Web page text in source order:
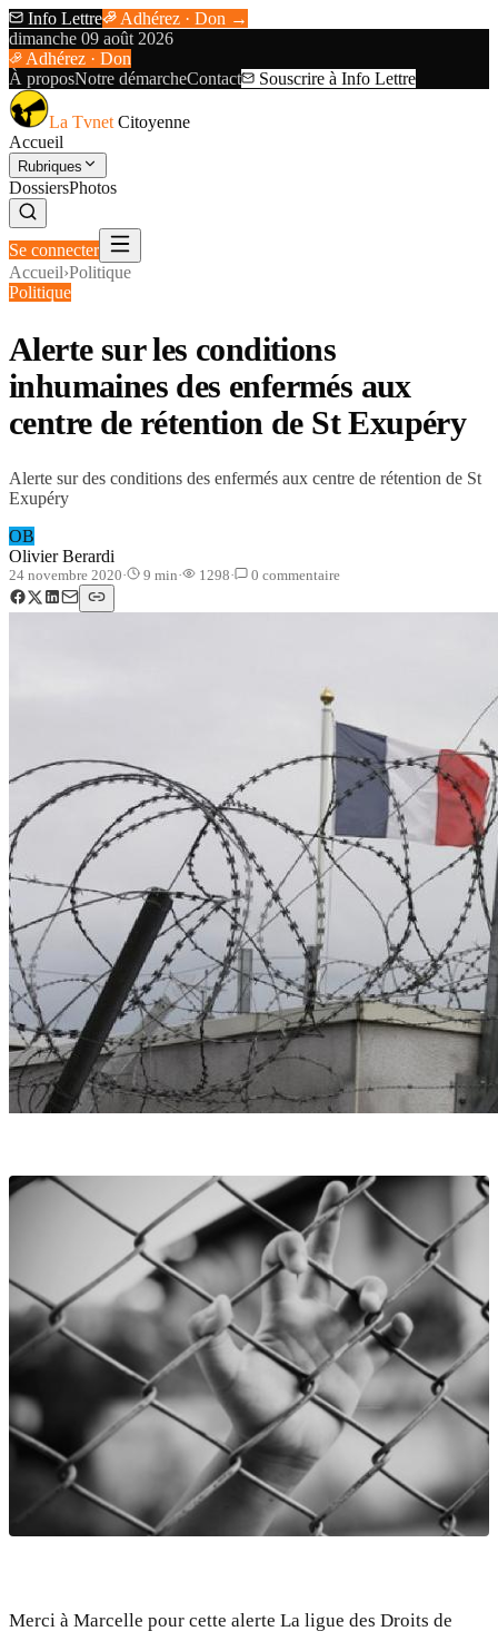
Info Lettre
Adhérez · Don →
dimanche 09 août 2026
Adhérez · Don
À proposNotre démarcheContact Souscrire à Info Lettre
La Tvnet Citoyenne
Accueil
Rubriques
DossiersPhotos
Se connecter
Accueil›Politique
Politique
Alerte sur les conditions
inhumaines des enfermés aux
centre de rétention de St Exupéry
Alerte sur des conditions des enfermés aux centre de rétention de St
Exupéry
OB
Olivier Berardi
24 novembre 2020· 9 min· 1298· 0 commentaire
Merci à Marcelle pour cette alerte La ligue des Droits de